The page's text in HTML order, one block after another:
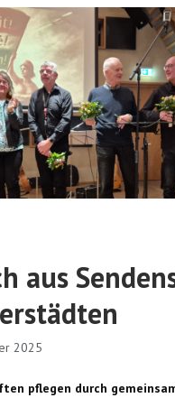
aus
2025
pflegen durch